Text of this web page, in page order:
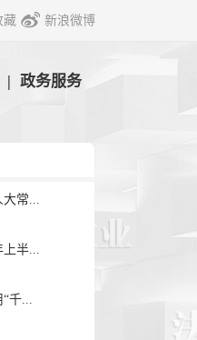
藏 新浪微博
| 政务服务
大常...
上半...
千...